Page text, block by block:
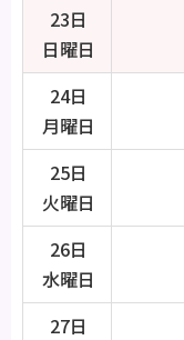
23日
日曜日
24日
月曜日
25日
火曜日
26日
水曜日
27日